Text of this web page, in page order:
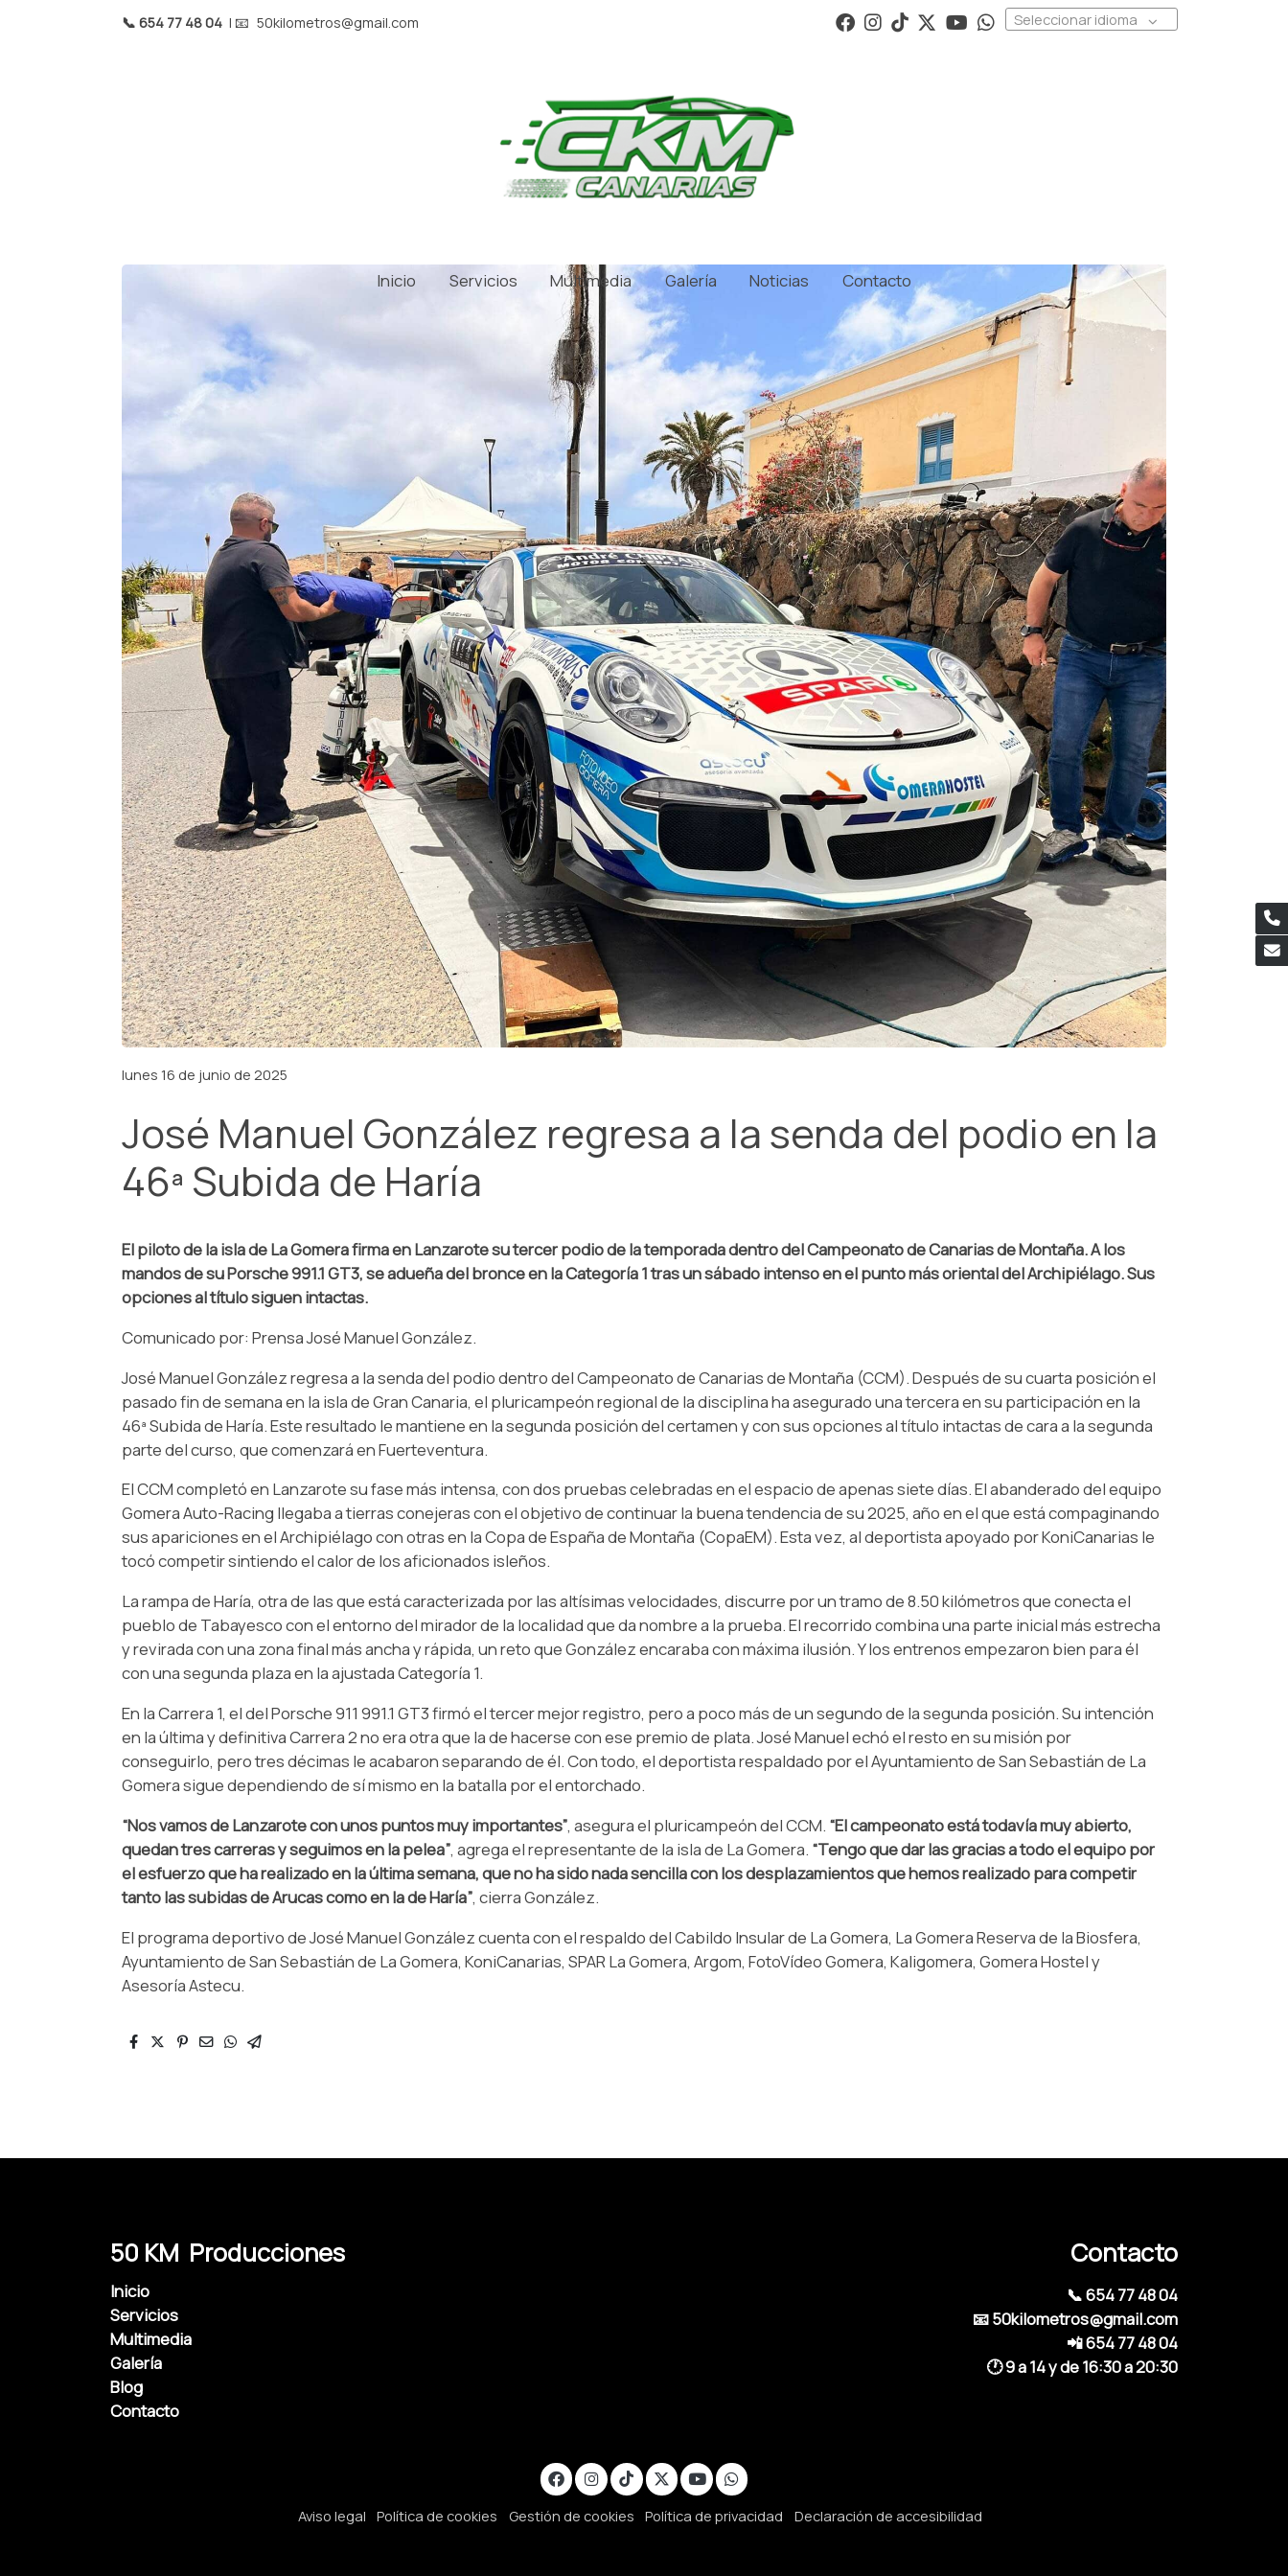
📞 654 77 48 04 | 📧 50kilometros@gmail.com Seleccionar idioma
Inicio Servicios Multimedia Galería Noticias Contacto
lunes 16 de junio de 2025
José Manuel González regresa a la senda del podio en la
46ª Subida de Haría
El piloto de la isla de La Gomera firma en Lanzarote su tercer podio de la temporada dentro del Campeonato de Canarias de Montaña. A los
mandos de su Porsche 991.1 GT3, se adueña del bronce en la Categoría 1 tras un sábado intenso en el punto más oriental del Archipiélago. Sus
opciones al título siguen intactas.
Comunicado por: Prensa José Manuel González.
José Manuel González regresa a la senda del podio dentro del Campeonato de Canarias de Montaña (CCM). Después de su cuarta posición el
pasado fin de semana en la isla de Gran Canaria, el pluricampeón regional de la disciplina ha asegurado una tercera en su participación en la
46ª Subida de Haría. Este resultado le mantiene en la segunda posición del certamen y con sus opciones al título intactas de cara a la segunda
parte del curso, que comenzará en Fuerteventura.
El CCM completó en Lanzarote su fase más intensa, con dos pruebas celebradas en el espacio de apenas siete días. El abanderado del equipo
Gomera Auto-Racing llegaba a tierras conejeras con el objetivo de continuar la buena tendencia de su 2025, año en el que está compaginando
sus apariciones en el Archipiélago con otras en la Copa de España de Montaña (CopaEM). Esta vez, al deportista apoyado por KoniCanarias le
tocó competir sintiendo el calor de los aficionados isleños.
La rampa de Haría, otra de las que está caracterizada por las altísimas velocidades, discurre por un tramo de 8.50 kilómetros que conecta el
pueblo de Tabayesco con el entorno del mirador de la localidad que da nombre a la prueba. El recorrido combina una parte inicial más estrecha
y revirada con una zona final más ancha y rápida, un reto que González encaraba con máxima ilusión. Y los entrenos empezaron bien para él
con una segunda plaza en la ajustada Categoría 1.
En la Carrera 1, el del Porsche 911 991.1 GT3 firmó el tercer mejor registro, pero a poco más de un segundo de la segunda posición. Su intención
en la última y definitiva Carrera 2 no era otra que la de hacerse con ese premio de plata. José Manuel echó el resto en su misión por
conseguirlo, pero tres décimas le acabaron separando de él. Con todo, el deportista respaldado por el Ayuntamiento de San Sebastián de La
Gomera sigue dependiendo de sí mismo en la batalla por el entorchado.
“Nos vamos de Lanzarote con unos puntos muy importantes”, asegura el pluricampeón del CCM. “El campeonato está todavía muy abierto,
quedan tres carreras y seguimos en la pelea”, agrega el representante de la isla de La Gomera. “Tengo que dar las gracias a todo el equipo por
el esfuerzo que ha realizado en la última semana, que no ha sido nada sencilla con los desplazamientos que hemos realizado para competir
tanto las subidas de Arucas como en la de Haría”, cierra González.
El programa deportivo de José Manuel González cuenta con el respaldo del Cabildo Insular de La Gomera, La Gomera Reserva de la Biosfera,
Ayuntamiento de San Sebastián de La Gomera, KoniCanarias, SPAR La Gomera, Argom, FotoVídeo Gomera, Kaligomera, Gomera Hostel y
Asesoría Astecu.
50 KM Producciones
Inicio
Servicios
Multimedia
Galería
Blog
Contacto
Contacto
📞 654 77 48 04
📧 50kilometros@gmail.com
📲 654 77 48 04
🕐 9 a 14 y de 16:30 a 20:30
Aviso legal Política de cookies Gestión de cookies Política de privacidad Declaración de accesibilidad